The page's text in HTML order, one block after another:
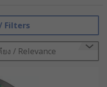
ย่างยิ่ง ดังนั้น อุปกรณ์
Equipment:
ทุกอุตสาหกรรมต้องมี
กคือ Face Shield
หน้า ซึ่งมักเห็นได้
Filters
ง / Relevance